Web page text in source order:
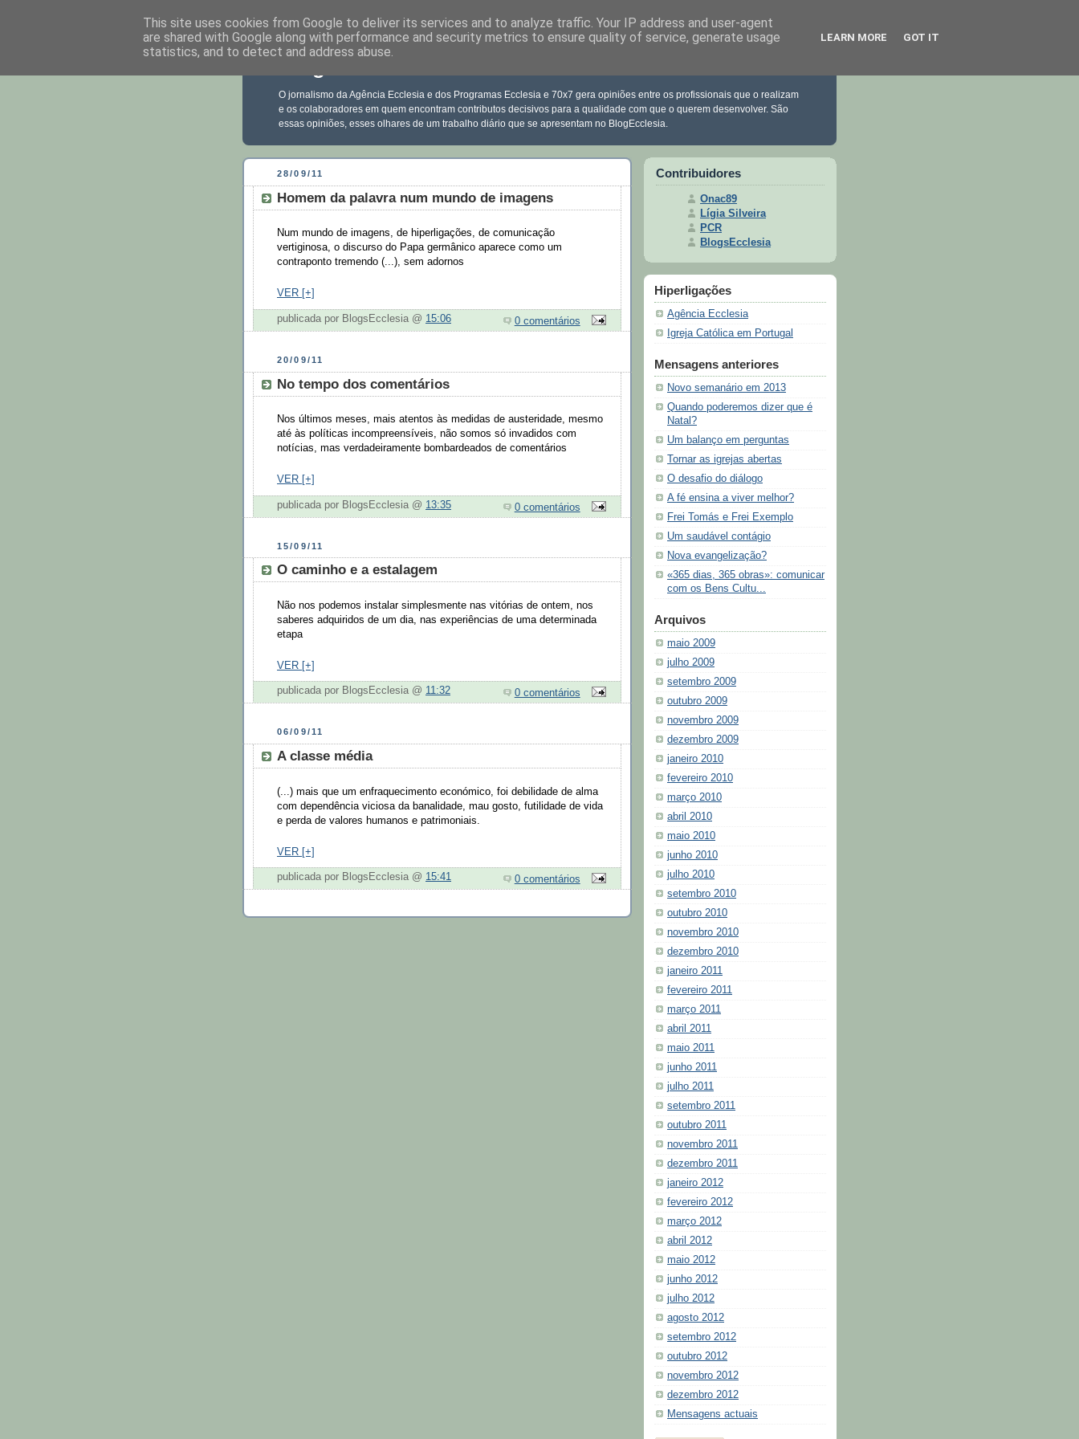
O jornalismo da Agência Ecclesia e dos Programas Ecclesia e 70x7 gera opiniões entre os profissionais que o realizam
e os colaboradores em quem encontram contributos decisivos para a qualidade com que o querem desenvolver. São
essas opiniões, esses olhares de um trabalho diário que se apresentam no BlogEcclesia.
28/09/11
Homem da palavra num mundo de imagens
Num mundo de imagens, de hiperligações, de comunicação
vertiginosa, o discurso do Papa germânico aparece como um
contraponto tremendo (...), sem adornos
VER [+]
publicada por BlogsEcclesia @ 15:06 0 comentários
20/09/11
No tempo dos comentários
Nos últimos meses, mais atentos às medidas de austeridade, mesmo
até às políticas incompreensíveis, não somos só invadidos com
notícias, mas verdadeiramente bombardeados de comentários
VER [+]
publicada por BlogsEcclesia @ 13:35 0 comentários
15/09/11
O caminho e a estalagem
Não nos podemos instalar simplesmente nas vitórias de ontem, nos
saberes adquiridos de um dia, nas experiências de uma determinada
etapa
VER [+]
publicada por BlogsEcclesia @ 11:32 0 comentários
06/09/11
A classe média
(...) mais que um enfraquecimento económico, foi debilidade de alma
com dependência viciosa da banalidade, mau gosto, futilidade de vida
e perda de valores humanos e patrimoniais.
VER [+]
publicada por BlogsEcclesia @ 15:41 0 comentários
Contribuidores
Onac89
Lígia Silveira
PCR
BlogsEcclesia
Hiperligações
Agência Ecclesia
Igreja Católica em Portugal
Mensagens anteriores
Novo semanário em 2013
Quando poderemos dizer que é
Natal?
Um balanço em perguntas
Tornar as igrejas abertas
O desafio do diálogo
A fé ensina a viver melhor?
Frei Tomás e Frei Exemplo
Um saudável contágio
Nova evangelização?
«365 dias, 365 obras»: comunicar
com os Bens Cultu...
Arquivos
maio 2009
julho 2009
setembro 2009
outubro 2009
novembro 2009
dezembro 2009
janeiro 2010
fevereiro 2010
março 2010
abril 2010
maio 2010
junho 2010
julho 2010
setembro 2010
outubro 2010
novembro 2010
dezembro 2010
janeiro 2011
fevereiro 2011
março 2011
abril 2011
maio 2011
junho 2011
julho 2011
setembro 2011
outubro 2011
novembro 2011
dezembro 2011
janeiro 2012
fevereiro 2012
março 2012
abril 2012
maio 2012
junho 2012
julho 2012
agosto 2012
setembro 2012
outubro 2012
novembro 2012
dezembro 2012
Mensagens actuais
This site uses cookies from Google to deliver its services and to analyze traffic. Your IP address and user-agent
are shared with Google along with performance and security metrics to ensure quality of service, generate usage
statistics, and to detect and address abuse.
LEARN MORE GOT IT